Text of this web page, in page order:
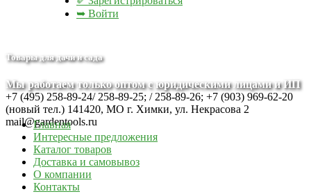
➥ Войти
Товары для дачи и сада
Мы работаем только оптом с юридическими лицами и ИП
+7 (495) 258-89-24/ 258-89-25; / 258-89-26; +7 (903) 969-62-20
(новый тел.) 141420, МО г. Химки, ул. Некрасова 2
mail@gardentools.ru
Главная
Интересные предложения
Каталог товаров
Доставка и самовывоз
О компании
Контакты